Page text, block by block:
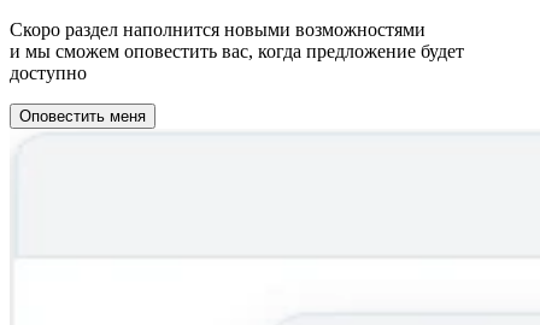
Скоро раздел наполнится новыми возможностями
и мы сможем оповестить вас, когда предложение будет
доступно
Оповестить меня